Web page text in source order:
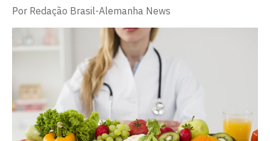
Por Redação Brasil-Alemanha News